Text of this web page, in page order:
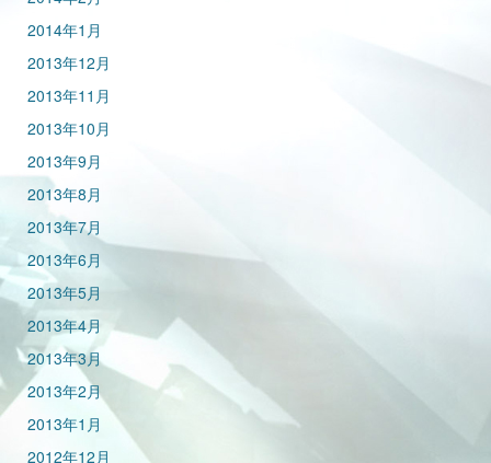
2014年1月
2013年12月
2013年11月
2013年10月
2013年9月
2013年8月
2013年7月
2013年6月
2013年5月
2013年4月
2013年3月
2013年2月
2013年1月
2012年12月